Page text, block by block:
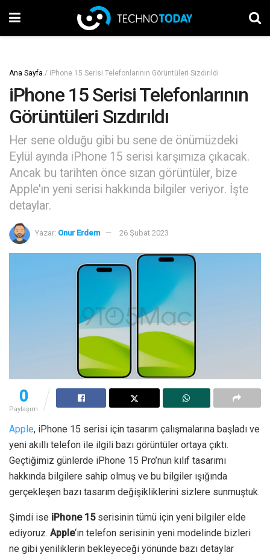
Ana Sayfa / iPhone 15 Serisi Telefonlarının Görüntüleri Sızdırıldı
iPhone 15 Serisi Telefonlarının
Görüntüleri Sızdırıldı
Her sene olduğu gibi bu sene de önümüzdeki
Eylül ayında iPhone 15 serisi karşımıza çıkacak.
Ancak bu tarihten önce sızan görüntüler, bize
Apple'ın yeni serisi hakkında bilgiler veriyor. İşte
detaylar.
Yazar: Onur Erdem 26 Şubat 2023
0
Paylaşım
Apple, iPhone 15 serisi için tasarım çalışmalarına başladı ve
yeni akıllı telefon ile ilgili bazı görüntüler ortaya çıktı.
Geçtiğimiz günlerde iPhone 15 Pro’nun kılıf tasarımı
hakkında bilgilere sahip olmuş ve bu bilgiler ışığında
gerçekleşen bazı tasarım değişikliklerini sizlere sunmuştuk.
Şimdi ise iPhone 15serisinin tümü için yeni bilgiler elde
ediyoruz. Apple‘ın telefon serisinin yeni modelinde bizleri
ne gibi yeniliklerin bekleyeceği yönünde bazı detaylar